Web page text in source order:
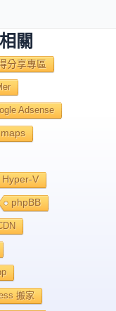
關
分享專區
Adsense
Hyper-V
phpBB
搬家